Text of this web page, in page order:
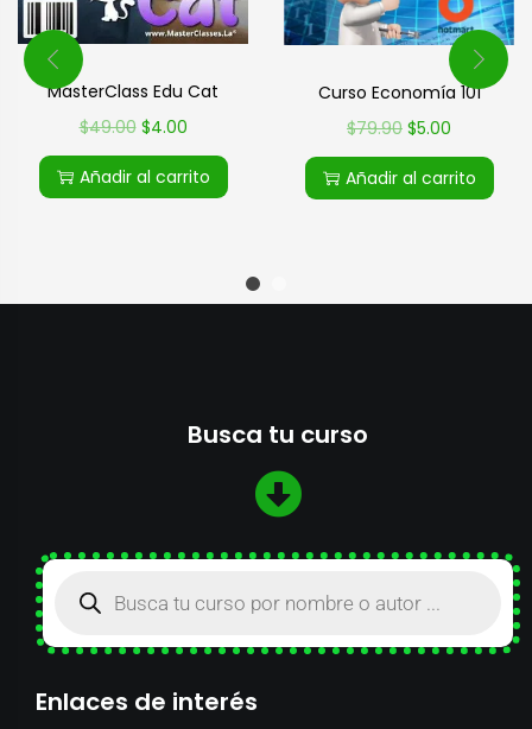
MasterClass Edu Cat
$49.00 $4.00
Añadir al carrito
Curso Economía 101
$79.90 $5.00
Añadir al carrito
Busca tu curso
Enlaces de interés